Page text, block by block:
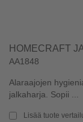
HOMECRAFT
AA1848
Alaraajojen
jalkaharja. Sopii ...
Lisää tuote